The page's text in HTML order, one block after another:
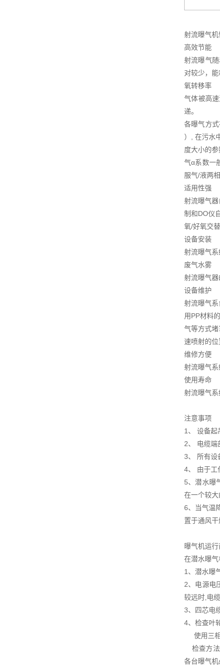
射流曝气
高效节能
射流曝气
对较少，
氧转移率
气体被高
递。
各曝气方
）, 在污水
度大小的
气α系数一
服气/液两
适用性强
射流曝气
制和DO仪
氧/好氧交
设备安装
射流曝气
废气水雾
射流曝气
设备维护
射流曝气
用PP材料
气等方式
速喷射的
维修方便
射流曝气
使用寿命
射流曝气
注意事项
1、 设备起
2、 电缆端
3、 所有设
4、 由于工
5、潜水曝
在一个较
6、当气温
置于通风
曝气机运
在潜水曝
1、潜水曝
2、电源电
较远时,电
3、四芯电
4、检查叶
使用三相
检查方法
各台曝气